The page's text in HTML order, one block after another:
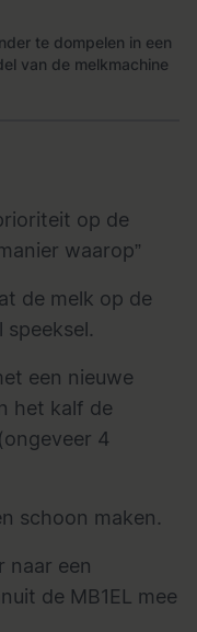
te dompelen in een
van de melkmachine
op de
waarop”
de melk op de
een nieuwe
het kalf de
4
schoon maken.
naar een
de MB1EL mee